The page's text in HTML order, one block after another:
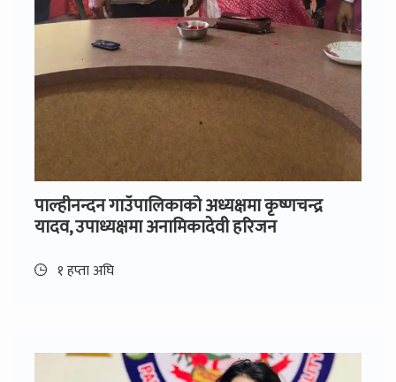
पाल्हीनन्दन गाउँपालिकाको अध्यक्षमा कृष्णचन्द्र
यादव, उपाध्यक्षमा अनामिकादेवी हरिजन
१ हप्ता अघि